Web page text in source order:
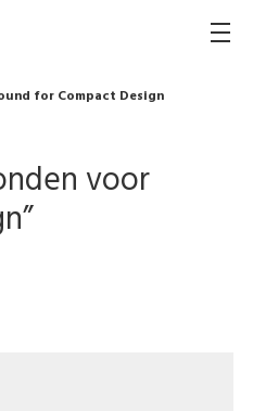
for Compact Design
voor
”